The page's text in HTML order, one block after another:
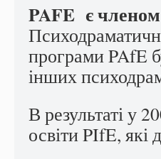
PAFE є
програми PAfE
інших
В результаті у
освіти PIfE, які